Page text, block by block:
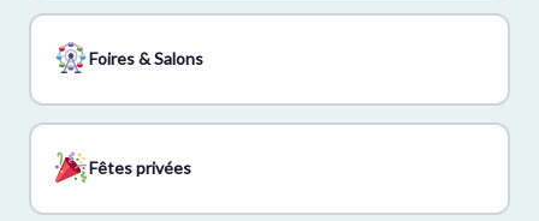
Foires & Salons
Fêtes privées